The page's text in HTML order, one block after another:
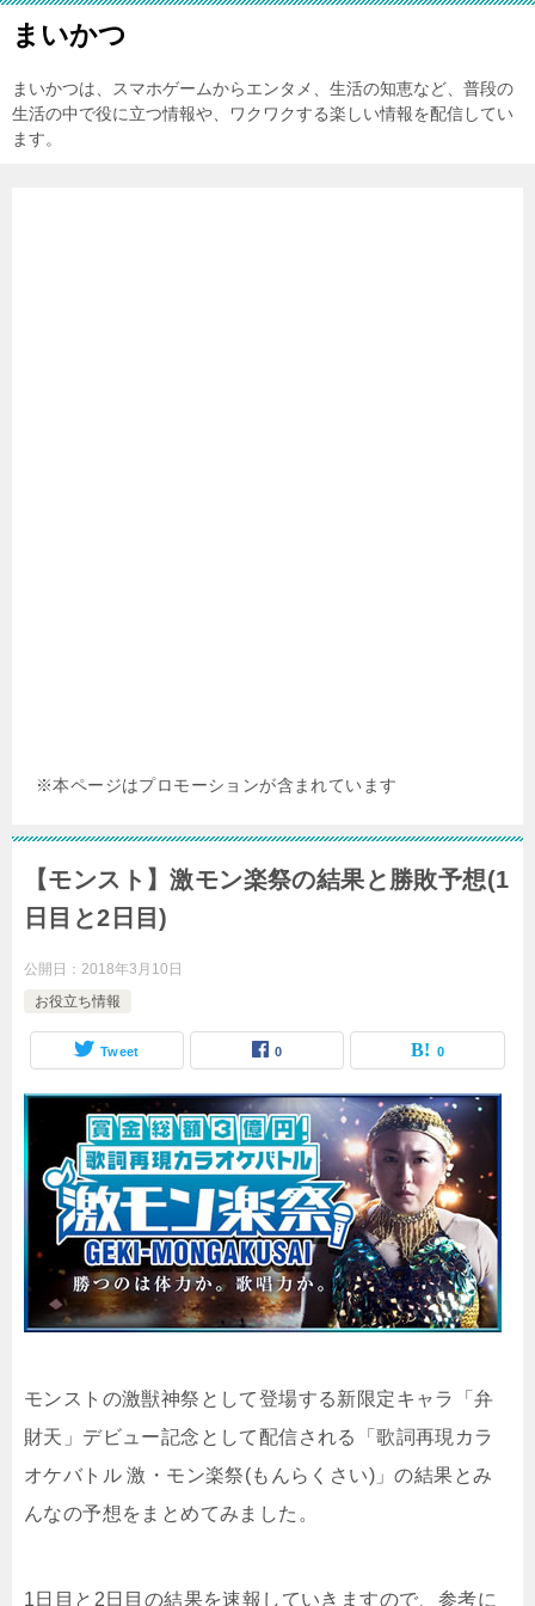
まいかつ
まいかつは、スマホゲームからエンタメ、生活の知恵など、普段の
生活の中で役に立つ情報や、ワクワクする楽しい情報を配信してい
ます。
※本ページはプロモーションが含まれています
【モンスト】激モン楽祭の結果と勝敗予想(1
日目と2日目)
公開日： 2018年3月10日
お役立ち情報
Tweet 0 0
モンストの激獣神祭として登場する新限定キャラ「弁
財天」デビュー記念として配信される「歌詞再現カラ
オケバトル 激・モン楽祭(もんらくさい)」の結果とみ
んなの予想をまとめてみました。
1日目と2日目の結果を速報していきますので、参考に